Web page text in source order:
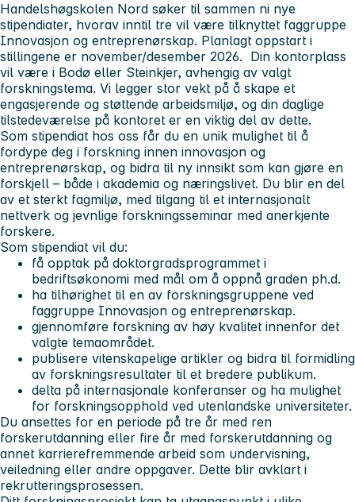
Handelshøgskolen Nord søker til sammen ni nye
stipendiater, hvorav inntil tre vil være tilknyttet faggruppe
Innovasjon og entreprenørskap. Planlagt oppstart i
stillingene er november/desember 2026. Din kontorplass
vil være i Bodø eller Steinkjer, avhengig av valgt
forskningstema. Vi legger stor vekt på å skape et
engasjerende og støttende arbeidsmiljø, og din daglige
tilstedeværelse på kontoret er en viktig del av dette.
Som stipendiat hos oss får du en unik mulighet til å
fordype deg i forskning innen innovasjon og
entreprenørskap, og bidra til ny innsikt som kan gjøre en
forskjell – både i akademia og næringslivet. Du blir en del
av et sterkt fagmiljø, med tilgang til et internasjonalt
nettverk og jevnlige forskningsseminar med anerkjente
forskere.
Som stipendiat vil du:
få opptak på doktorgradsprogrammet i
bedriftsøkonomi med mål om å oppnå graden ph.d.
ha tilhørighet til en av forskningsgruppene ved
faggruppe Innovasjon og entreprenørskap.
gjennomføre forskning av høy kvalitet innenfor det
valgte temaområdet.
publisere vitenskapelige artikler og bidra til formidling
av forskningsresultater til et bredere publikum.
delta på internasjonale konferanser og ha mulighet
for forskningsopphold ved utenlandske universiteter.
Du ansettes for en periode på tre år med ren
forskerutdanning eller fire år med forskerutdanning og
annet karrierefremmende arbeid som undervisning,
veiledning eller andre oppgaver. Dette blir avklart i
rekrutteringsprosessen.